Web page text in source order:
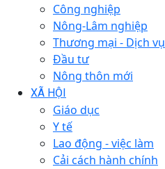
Công nghiệp
Nông-Lâm nghiệp
Thương mại - Dịch vụ
Đầu tư
Nông thôn mới
XÃ HỘI
Giáo dục
Y tế
Lao động - việc làm
Cải cách hành chính